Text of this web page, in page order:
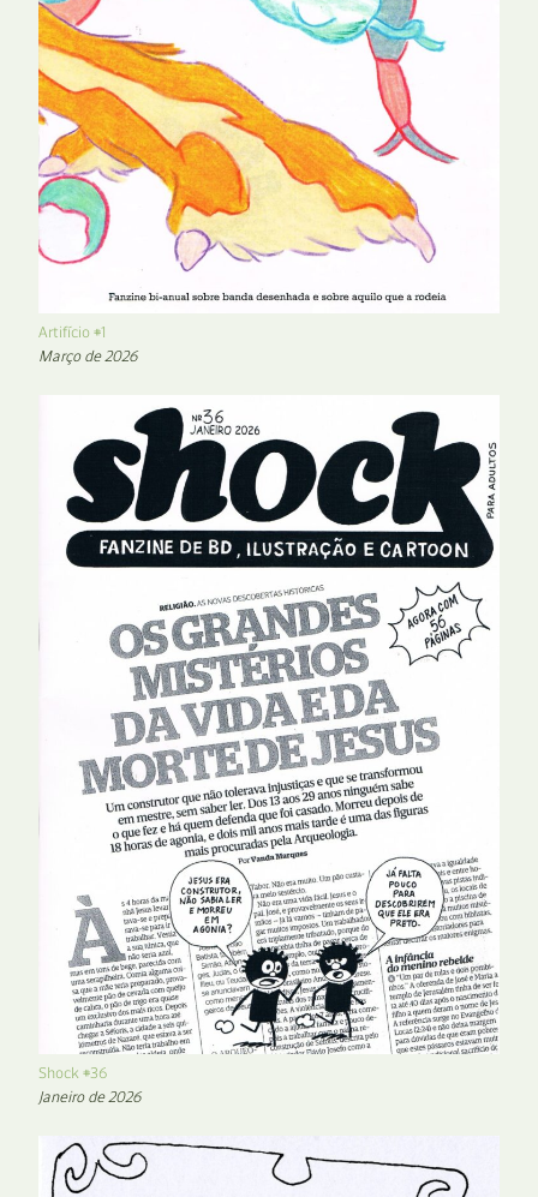
Artifício #1
Março de 2026
Shock #36
Janeiro de 2026